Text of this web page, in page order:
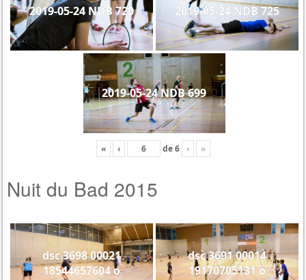
2019-05-24 NDB 720 2019-05-24 NDB 725
2019-05-24 NDB 699
« ‹ de6 › »
Nuit du Bad 2015
dsc 3698 00021
18544657604 o
dsc 3691 00014
19170705131 o